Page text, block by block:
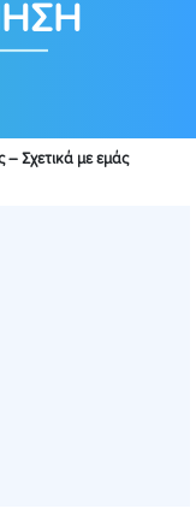
– Σχετικά με εμάς